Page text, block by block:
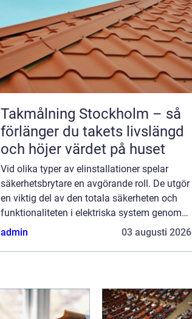
Takmålning Stockholm – så
förlänger du takets livslängd
och höjer värdet på huset
Vid olika typer av elinstallationer spelar
säkerhetsbrytare en avgörande roll. De utgör
en viktig del av den totala säkerheten och
funktionaliteten i elektriska system genom
att skydda både installationsutrustningen
admin 03 augusti 2026